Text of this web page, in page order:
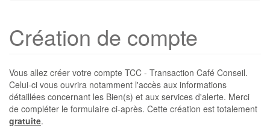
Création de compte
Vous allez créer votre compte TCC - Transaction Café Conseil.
Celui-ci vous ouvrira notamment l'accès aux informations
détaillées concernant les Bien(s) et aux services d'alerte. Merci
de compléter le formulaire ci-après. Cette création est totalement
gratuite.